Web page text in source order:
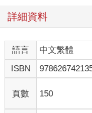
辯論、爭吵、喝酒的傳奇
沿街的建築大多是細長的
「青線」色情街，上個世
的樓梯，樓上有特種行業
看到站在昏暗招牌下的跨
人，也能聽見：「嘿，過
一種隱約可疑的氛圍。（
的、湧入大量外國觀光
詳細資料
語言 中文繁體
ISBN
頁數 150